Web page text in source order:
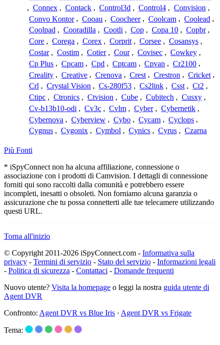
, Connex , Contack , Control3d , Control4 , Convision ,
Convo Kontor , Cooau , Coocheer , Coolcam , Coolead ,
Coolpad , Cooradilla , Cootli , Cop , Copa 10 , Copbr ,
Core , Corega , Corex , Corprit , Corsee , Cosansys ,
Costar , Costim , Cotier , Cour , Covisec , Cowkey ,
Cp Plus , Cpcam , Cpd , Cptcam , Cpvan , Cr2100 ,
Creality , Creative , Crenova , Crest , Crestron , Cricket ,
Crl , Crystal Vision , Cs-280f53 , Cs2link , Csst , Ct2 ,
Ctipc , Ctronics , Ctvision , Cube , Cubitech , Cusxy ,
Cv-b13b10-odi , Cv3c , Cvlm , Cyber , Cybernetik ,
Cybernova , Cyberview , Cybo , Cycam , Cyclops ,
Cygnus , Cygonix , Cymbol , Cynics , Cyrus , Czarna
Più Fonti
* iSpyConnect non ha alcuna affiliazione, connessione o
associazione con i prodotti di Camvision. I dettagli di connessione
forniti qui sono raccolti dalla comunità e potrebbero essere
incompleti, inesatti o obsoleti. Non forniamo alcuna garanzia o
assicurazione che tu possa connetterti alle tue telecamere utilizzando
questi URL.
Torna all'inizio
© Copyright 2011-2026 iSpyConnect.com - Informativa sulla
privacy - Termini di servizio - Stato del servizio - Informazioni legali
- Politica di sicurezza - Contattaci - Domande frequenti
Nuovo utente? Visita la homepage o leggi la nostra guida utente di
Agent DVR
Confronto: Agent DVR vs Blue Iris · Agent DVR vs Frigate
Tema: